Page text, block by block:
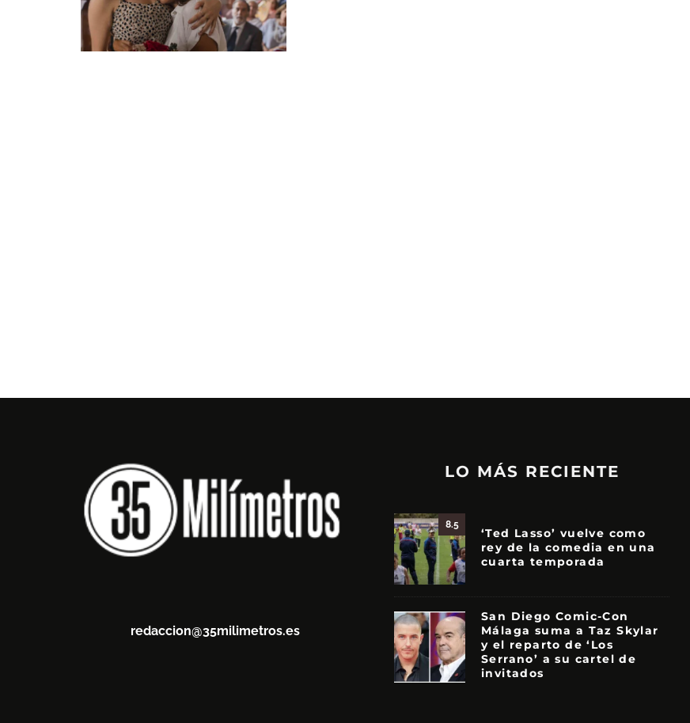
redaccion@35milimetros.es
LO MÁS RECIENTE
8.5
‘Ted Lasso’ vuelve como
rey de la comedia en una
cuarta temporada
San Diego Comic-Con
Málaga suma a Taz Skylar
y el reparto de ‘Los
Serrano’ a su cartel de
invitados